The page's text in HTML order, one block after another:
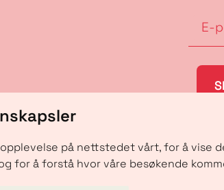
på nettstedet vårt, for å vise
for å forstå hvor våre besøkende